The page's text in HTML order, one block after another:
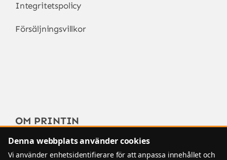
Integritetspolicy
Försäljningsvillkor
OM PRINTIN
FAQ – Vanliga frågor
Denna webbplats använder cookies
Vi använder enhetsidentifierare för att anpassa innehållet och